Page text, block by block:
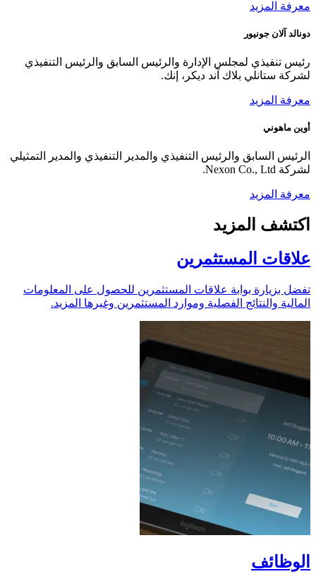
معرفة المزيد
دونالد آلان جونيور
رئيس تنفيذي لمجلس الإدارة والرئيس السابق والرئيس التنفيذي
لشركة ستانلي بلاك آند ديكر، إنك.
معرفة المزيد
أوين ماهوني
الرئيس السابق والرئيس التنفيذي والمدير التنفيذي والمدير التمثيلي
لشركة Nexon Co., Ltd.
معرفة المزيد
اكتشف المزيد
علاقات المستثمرين
تفضل بزيارة بوابة علاقات المستثمرين للحصول على المعلومات
المالية والنتائج الفصلية وموارد المستثمرين وغيرها المزيد.
الوظائف